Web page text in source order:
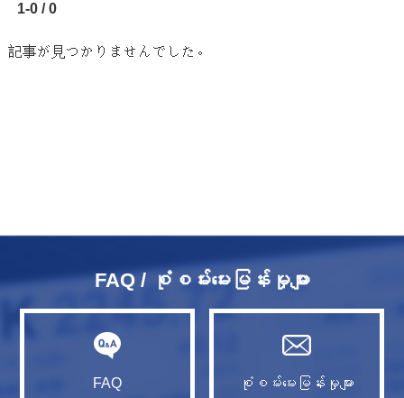
1-0 / 0
記事が見つかりませんでした。
FAQ / စုံစမ်းမေးမြန်းမှုများ
FAQ စုံစမ်းမေးမြန်းမှုများ